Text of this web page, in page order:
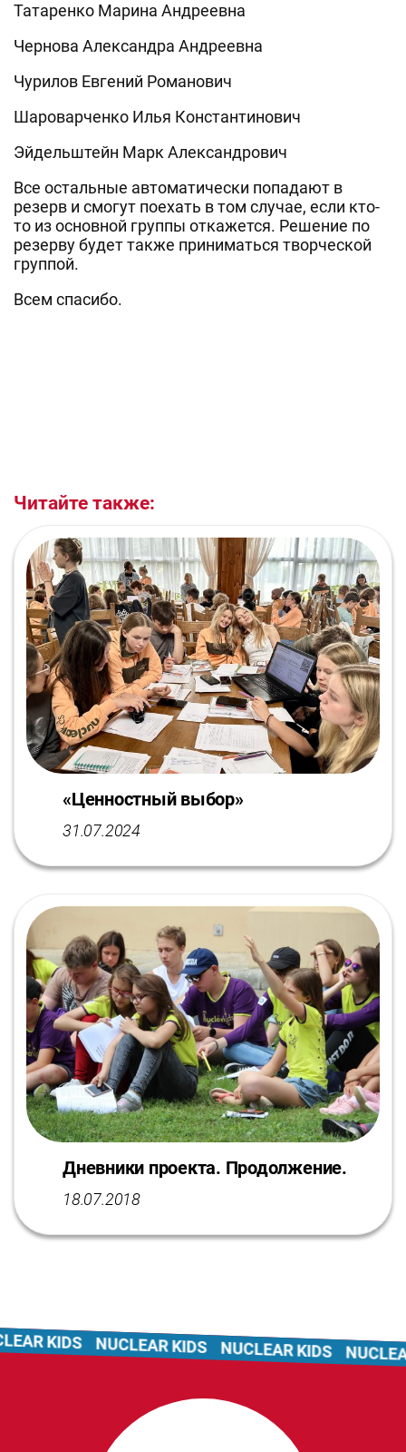
Татаренко Марина Андреевна
Чернова Александра Андреевна
Чурилов Евгений Романович
Шароварченко Илья Константинович
Эйдельштейн Марк Александрович
Все остальные автоматически попадают в
резерв и смогут поехать в том случае, если кто-
то из основной группы откажется. Решение по
резерву будет также приниматься творческой
группой.
Всем спасибо.
Читайте также:
«Ценностный выбор»
31.07.2024
Дневники проекта. Продолжение.
18.07.2018
KIDS NUCLEAR KIDS NUCLEAR KIDS